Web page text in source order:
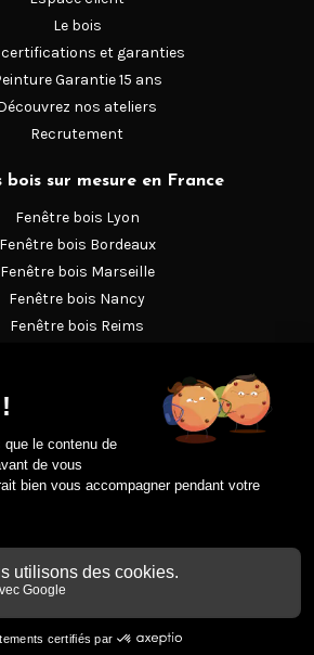
Le bois
certifications et garanties
Garantie 15 ans
nos ateliers
Recrutement
bois sur mesure en France
Fenêtre bois Lyon
Fenêtre bois Bordeaux
Fenêtre bois Marseille
Fenêtre bois Nancy
Fenêtre bois Reims
en bois Versailles
de la menuiserie bois
Nos conseils
Politique de confidentialité